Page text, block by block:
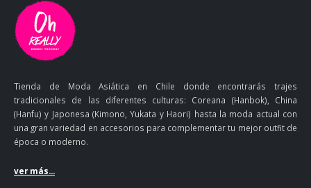
Tienda de Moda Asiática en Chile donde encontrarás trajes
tradicionales de las diferentes culturas: Coreana (Hanbok), China
(Hanfu) y Japonesa (Kimono, Yukata y Haori) hasta la moda actual con
una gran variedad en accesorios para complementar tu mejor outfit de
época o moderno.
ver más...